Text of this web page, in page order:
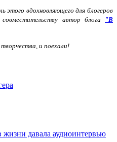
этого вдохновляющего для блогеров
автор блога
"В
и поехали!
давала аудиоинтервью